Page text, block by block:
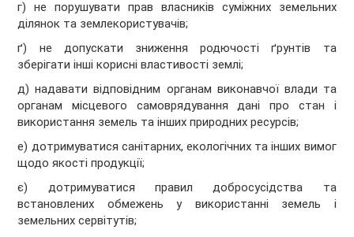
г) не порушувати прав власників суміжних земельних
ділянок та землекористувачів;
ґ) не допускати зниження родючості ґрунтів та
зберігати інші корисні властивості землі;
д) надавати відповідним органам виконавчої влади та
органам місцевого самоврядування дані про стан і
використання земель та інших природних ресурсів;
е) дотримуватися санітарних, екологічних та інших вимог
щодо якості продукції;
є) дотримуватися правил добросусідства та
встановлених обмежень у використанні земель і
земельних сервітутів;